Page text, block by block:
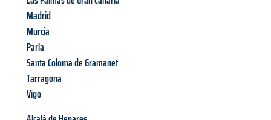
Madrid
Murcia
Parla
Santa Coloma de Gramanet
Tarragona
Vigo